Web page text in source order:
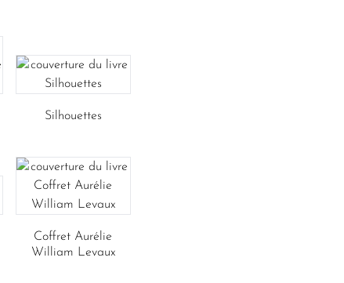
Silhouettes
Coffret Aurélie
William Levaux